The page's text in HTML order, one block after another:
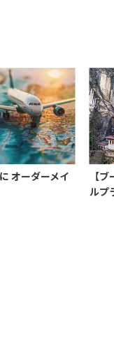
オーダーメイ
【
ルプ